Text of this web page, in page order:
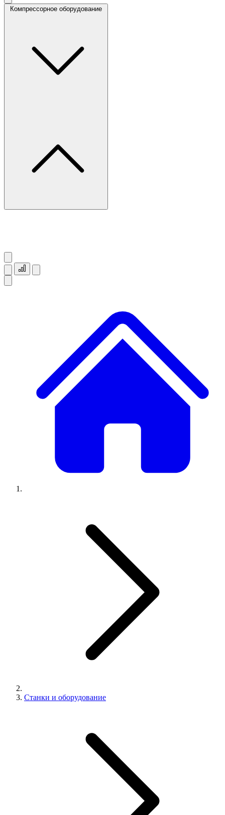
Компрессорное оборудование
Станки и оборудование